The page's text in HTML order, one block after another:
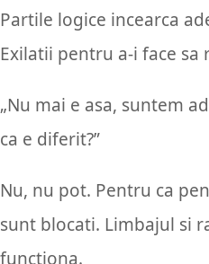
Partile logice incearca
Exilatii pentru a-i face sa
„Nu mai e asa, suntem
ca e diferit?”
Nu, nu pot. Pentru ca
sunt blocati. Limbajul si
functiona.